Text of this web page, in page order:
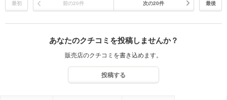
最初 前の20件 次の20件 最後
あなたのクチコミを投稿しませんか？
販売店のクチコミを書き込めます。
投稿する